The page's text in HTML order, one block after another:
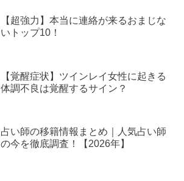
【超強力】本当に連絡が来るおまじな
いトップ10！
【覚醒症状】ツインレイ女性に起きる
体調不良は覚醒するサイン？
占い師の移籍情報まとめ｜人気占い師
の今を徹底調査！【2026年】